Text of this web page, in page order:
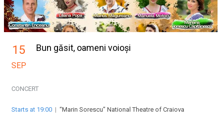
15
SEP
Bun găsit, oameni voioși
CONCERT
Starts at 19:00 | “Marin Sorescu” National Theatre of Craiova